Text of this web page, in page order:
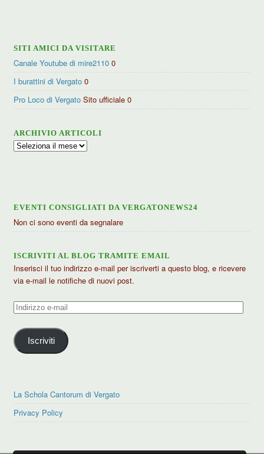
SITI AMICI DA VISITARE
Canale Youtube di mire2110 0
I burattini di Vergato 0
Pro Loco di Vergato Sito ufficiale 0
ARCHIVIO ARTICOLI
Archivio
EVENTI CONSIGLIATI DA VERGATONEWS24
Non ci sono eventi da segnalare
ISCRIVITI AL BLOG TRAMITE EMAIL
Inserisci il tuo indirizzo e-mail per iscriverti a questo blog, e ricevere
via e-mail le notifiche di nuovi post.
Indirizzo
mail
Iscriviti
La Schola Cantorum di Vergato
Privacy Policy